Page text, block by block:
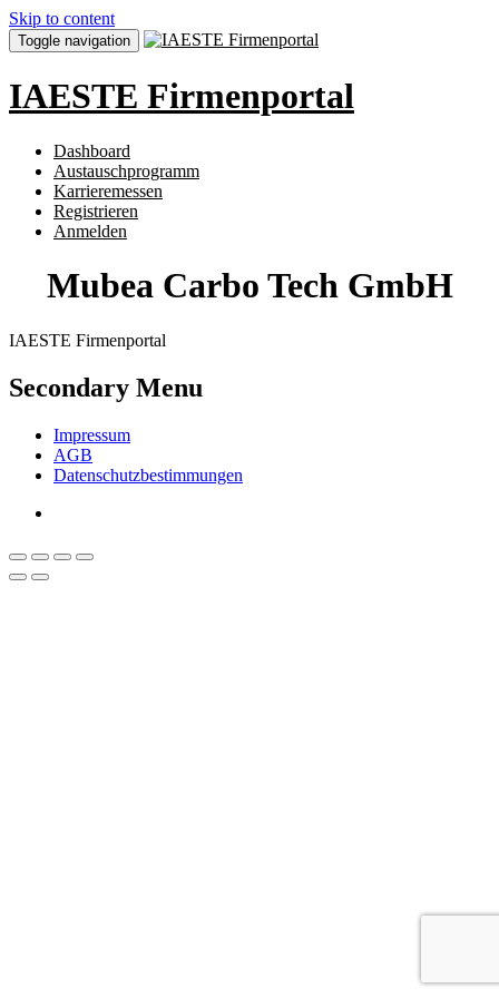
Skip to content
Toggle navigation
IAESTE Firmenportal
Dashboard
Austauschprogramm
Karrieremessen
Registrieren
Anmelden
Mubea Carbo Tech GmbH
IAESTE Firmenportal
Secondary Menu
Impressum
AGB
Datenschutzbestimmungen